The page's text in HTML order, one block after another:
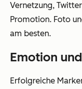
Vernetzung,
Promotion. Foto
am besten.
Emotion
Erfolgreiche